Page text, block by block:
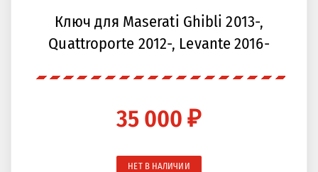
Ключ для Maserati Ghibli 2013-,
Quattroporte 2012-, Levante 2016-
35 000 ₽
НЕТ В НАЛИЧИИ